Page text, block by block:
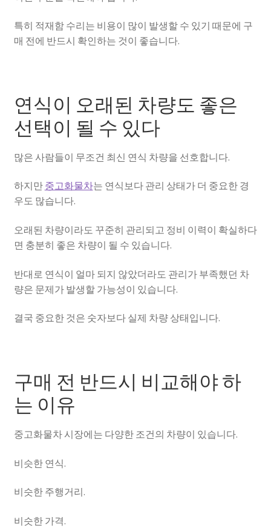
특히 적재함 수리는 비용이 많이 발생할 수 있기 때문에 구
매 전에 반드시 확인하는 것이 좋습니다.
연식이 오래된 차량도 좋은
선택이 될 수 있다
많은 사람들이 무조건 최신 연식 차량을 선호합니다.
하지만 중고화물차는 연식보다 관리 상태가 더 중요한 경
우도 많습니다.
오래된 차량이라도 꾸준히 관리되고 정비 이력이 확실하다
면 충분히 좋은 차량이 될 수 있습니다.
반대로 연식이 얼마 되지 않았더라도 관리가 부족했던 차
량은 문제가 발생할 가능성이 있습니다.
결국 중요한 것은 숫자보다 실제 차량 상태입니다.
구매 전 반드시 비교해야 하
는 이유
중고화물차 시장에는 다양한 조건의 차량이 있습니다.
비슷한 연식.
비슷한 주행거리.
비슷한 가격.